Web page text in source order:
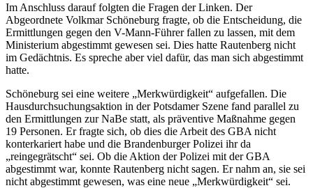
Im Anschluss darauf folgten die Fragen der Linken. Der
Abgeordnete Volkmar Schöneburg fragte, ob die Entscheidung, die
Ermittlungen gegen den V-Mann-Führer fallen zu lassen, mit dem
Ministerium abgestimmt gewesen sei. Dies hatte Rautenberg nicht
im Gedächtnis. Es spreche aber viel dafür, das man sich abgestimmt
hatte.
Schöneburg sei eine weitere „Merkwürdigkeit“ aufgefallen. Die
Hausdurchsuchungsaktion in der Potsdamer Szene fand parallel zu
den Ermittlungen zur NaBe statt, als präventive Maßnahme gegen
19 Personen. Er fragte sich, ob dies die Arbeit des GBA nicht
konterkariert habe und die Brandenburger Polizei ihr da
„reingegrätscht“ sei. Ob die Aktion der Polizei mit der GBA
abgestimmt war, konnte Rautenberg nicht sagen. Er nahm an, sie sei
nicht abgestimmt gewesen, was eine neue „Merkwürdigkeit“ sei.